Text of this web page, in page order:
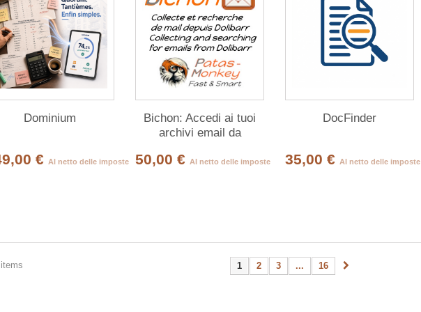
Dominium
€ Al netto delle imposte
Bichon: Accedi ai tuoi
archivi email da
50,00 € Al netto delle imposte
DocFinder
35,00 € Al netto delle imposte
1 2 3 ... 16